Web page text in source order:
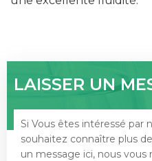
LAISSER UN
Si Vous êtes intéressé par
souhaitez connaître plus
un message ici, nous